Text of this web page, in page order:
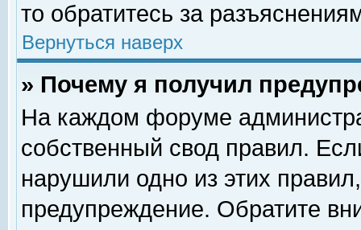
то обратитесь за
Вернуться наверх
» Почему я получил
На каждом форуме
собственный свод правил.
нарушили одно из этих
предупреждение. Обратите